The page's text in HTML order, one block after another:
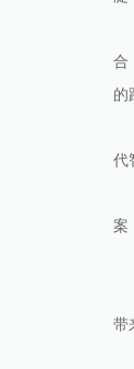
合
的
代
“
案
带